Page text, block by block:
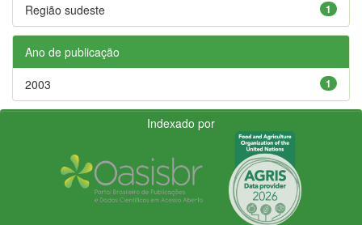
1
Região sudeste
Ano de publicação
1
2003
Indexado por